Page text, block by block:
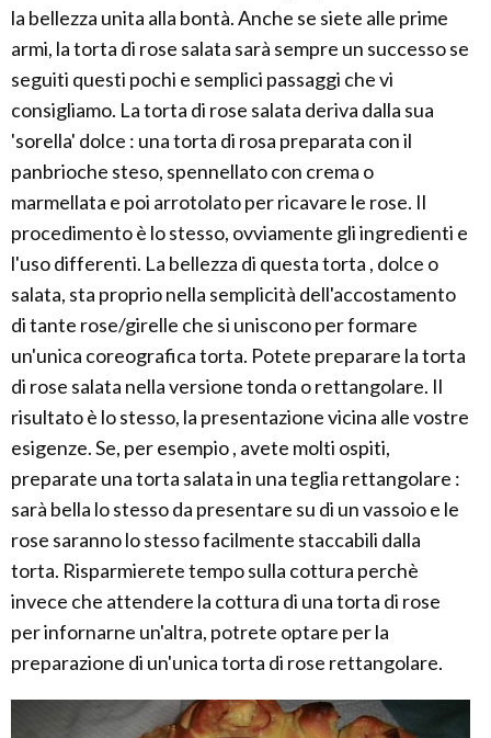
la bellezza unita alla bontà. Anche se siete alle prime
armi, la torta di rose salata sarà sempre un successo se
seguiti questi pochi e semplici passaggi che vi
consigliamo. La torta di rose salata deriva dalla sua
'sorella' dolce : una torta di rosa preparata con il
panbrioche steso, spennellato con crema o
marmellata e poi arrotolato per ricavare le rose. Il
procedimento è lo stesso, ovviamente gli ingredienti e
l'uso differenti. La bellezza di questa torta , dolce o
salata, sta proprio nella semplicità dell'accostamento
di tante rose/girelle che si uniscono per formare
un'unica coreografica torta. Potete preparare la torta
di rose salata nella versione tonda o rettangolare. Il
risultato è lo stesso, la presentazione vicina alle vostre
esigenze. Se, per esempio , avete molti ospiti,
preparate una torta salata in una teglia rettangolare :
sarà bella lo stesso da presentare su di un vassoio e le
rose saranno lo stesso facilmente staccabili dalla
torta. Risparmierete tempo sulla cottura perchè
invece che attendere la cottura di una torta di rose
per infornarne un'altra, potrete optare per la
preparazione di un'unica torta di rose rettangolare.